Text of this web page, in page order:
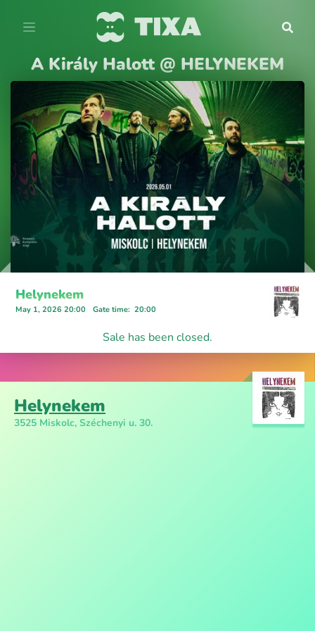
A Király Halott @ HELYNEKEM
Helynekem
May 1, 2026 20:00 Gate time: 20:00
Sale has been closed.
Helynekem
3525 Miskolc, Széchenyi u. 30.